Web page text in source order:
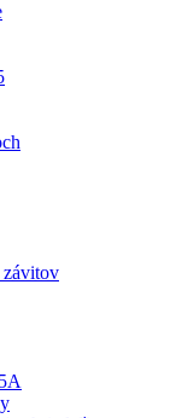
závitov